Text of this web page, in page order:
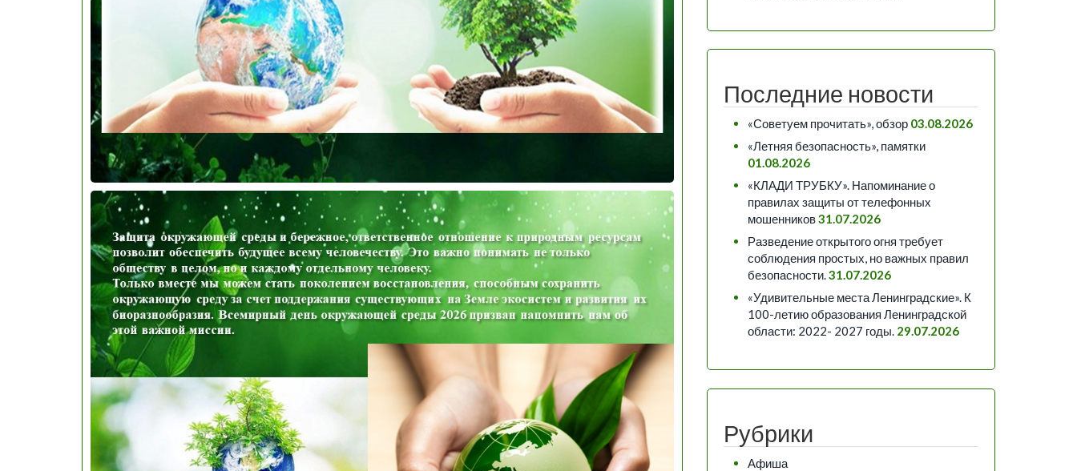
Последние новости
«Советуем прочитать», обзор 03.08.2026
«Летняя безопасность», памятки
01.08.2026
«КЛАДИ ТРУБКУ». Напоминание о
правилах защиты от телефонных
мошенников31.07.2026
Разведение открытого огня требует
соблюдения простых, но важных правил
безопасности.31.07.2026
«Удивительные места Ленинградские». К
100-летию образования Ленинградской
области: 2022- 2027 годы. 29.07.2026
Рубрики
Афиша